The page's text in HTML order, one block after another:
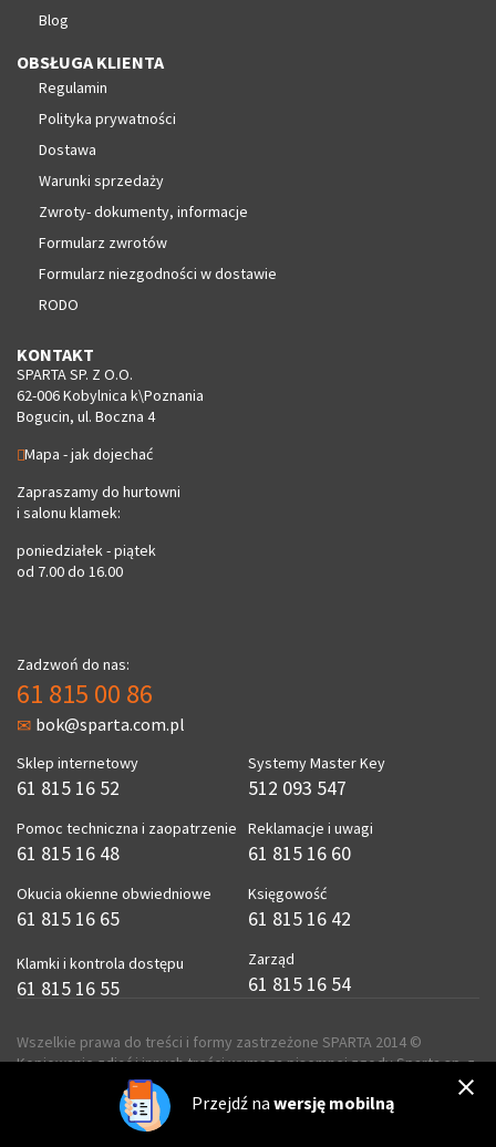
Blog
OBSŁUGA KLIENTA
Regulamin
Polityka prywatności
Dostawa
Warunki sprzedaży
Zwroty- dokumenty, informacje
Formularz zwrotów
Formularz niezgodności w dostawie
RODO
KONTAKT
SPARTA SP. Z O.O.
62-006 Kobylnica k\Poznania
Bogucin, ul. Boczna 4
Mapa - jak dojechać
Zapraszamy do hurtowni
i salonu klamek:
poniedziałek - piątek
od 7.00 do 16.00
Zadzwoń do nas:
61 815 00 86
bok@sparta.com.pl
Sklep internetowy
61 815 16 52
Pomoc techniczna i zaopatrzenie
61 815 16 48
Okucia okienne obwiedniowe
61 815 16 65
Klamki i kontrola dostępu
61 815 16 55
Systemy Master Key
512 093 547
Reklamacje i uwagi
61 815 16 60
Księgowość
61 815 16 42
Zarząd
61 815 16 54
Wszelkie prawa do treści i formy zastrzeżone SPARTA 2014 ©
Kopiowanie zdjęć i innych treści wymaga pisemnej zgody Sparta sp. z
realizacja
Przejdź na wersję mobilną